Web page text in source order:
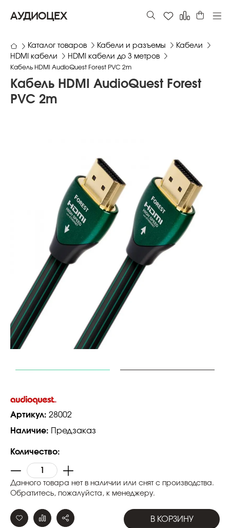
АУДИОЦЕХ
Каталог товаров Кабели и разъемы
Кабели
HDMI кабели
HDMI кабели до 3 метров
Кабель HDMI AudioQuest Forest PVC 2m
Кабель HDMI AudioQuest Forest
PVC 2m
Артикул: 28002
Наличие:
Предзаказ
Количество:
Данного товара нет в наличии или снят с производства.
Обратитесь, пожалуйста, к менеджеру.
В КОРЗИНУ